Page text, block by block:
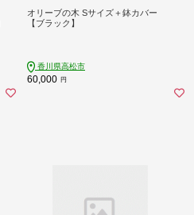
オリーブの木 Sサイズ＋鉢カバー
【ブラック】
香川県高松市
60,000 円